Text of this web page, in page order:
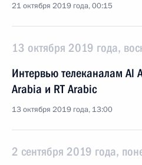
21 октября 2019 года, 00:15
13 октября 2019 года,
Интервью телеканалам Al
Arabia и RT Arabic
13 октября 2019 года, 13:00
2 сентября 2019 года,